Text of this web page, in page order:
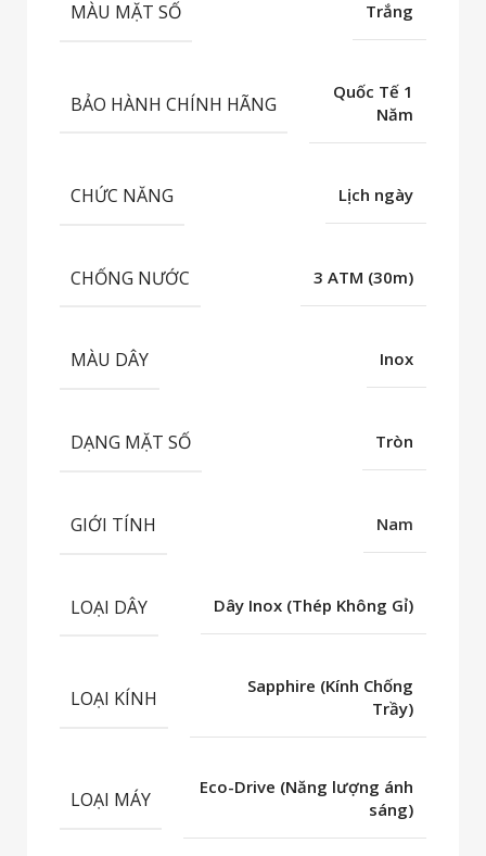
MÀU MẶT SỐ Trắng
BẢO HÀNH CHÍNH HÃNG
Quốc Tế 1
Năm
CHỨC NĂNG Lịch ngày
CHỐNG NƯỚC 3 ATM (30m)
MÀU DÂY Inox
DẠNG MẶT SỐ Tròn
GIỚI TÍNH Nam
LOẠI DÂY Dây Inox (Thép Không Gỉ)
LOẠI KÍNH
Sapphire (Kính Chống
Trầy)
LOẠI MÁY
Eco-Drive (Năng lượng ánh
sáng)